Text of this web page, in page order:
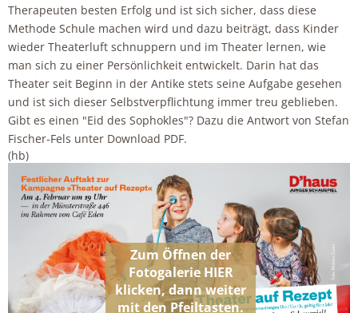
Therapeuten besten Erfolg und ist sich sicher, dass diese
Methode Schule machen wird und dazu beiträgt, dass Kinder
wieder Theaterluft schnuppern und im Theater lernen, wie
man sich zu einer Persönlichkeit entwickelt. Darin hat das
Theater seit Beginn in der Antike stets seine Aufgabe gesehen
und ist sich dieser Selbstverpflichtung immer treu geblieben.
Gibt es einen "Eid des Sophokles"? Dazu die Antwort von Stefan
Fischer-Fels unter Download PDF.
(hb)